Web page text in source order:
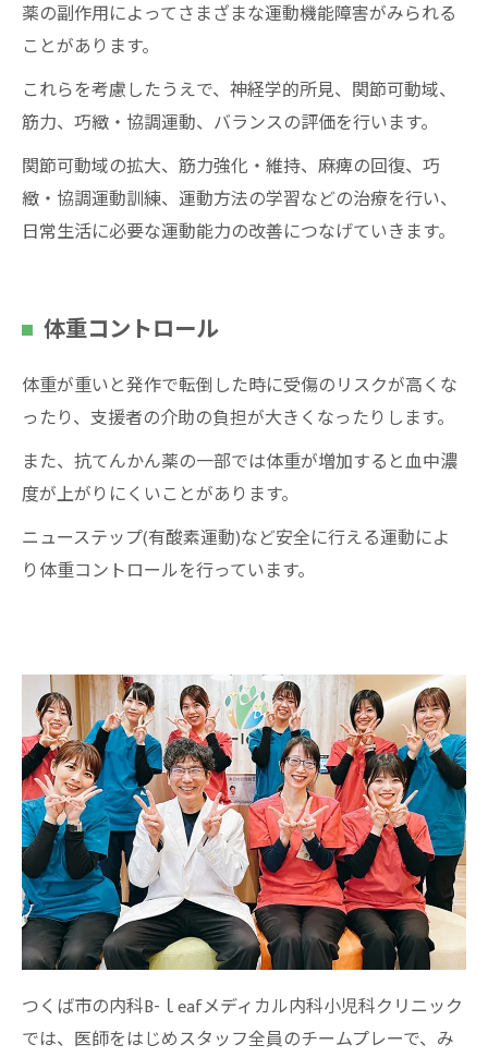
薬の副作用によってさまざまな運動機能障害がみられる
ことがあります。
これらを考慮したうえで、神経学的所見、関節可動域、
筋力、巧緻・協調運動、バランスの評価を行います。
関節可動域の拡大、筋力強化・維持、麻痺の回復、巧
緻・協調運動訓練、運動方法の学習などの治療を行い、
日常生活に必要な運動能力の改善につなげていきます。
体重コントロール
体重が重いと発作で転倒した時に受傷のリスクが高くな
ったり、支援者の介助の負担が大きくなったりします。
また、抗てんかん薬の一部では体重が増加すると血中濃
度が上がりにくいことがあります。
ニューステップ(有酸素運動)など安全に行える運動によ
り体重コントロールを行っています。
つくば市の内科B-ｌeafメディカル内科小児科クリニック
では、医師をはじめスタッフ全員のチームプレーで、み
お問い合わせはこちら